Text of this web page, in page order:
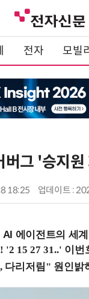
전자 모빌
버그 '승지
18:25 업데이트 :
의 세계관을 만드는 지식 설